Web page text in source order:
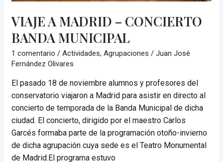
VIAJE A MADRID – CONCIERTO
BANDA MUNICIPAL
1 comentario /Actividades,Agrupaciones /Juan José
Fernández Olivares
El pasado 18 de noviembre alumnos y profesores del
conservatorio viajaron a Madrid para asistir en directo al
concierto de temporada de la Banda Municipal de dicha
ciudad. El concierto, dirigido por el maestro Carlos
Garcés formaba parte de la programación otoño-invierno
de dicha agrupación cuya sede es el Teatro Monumental
de Madrid.El programa estuvo